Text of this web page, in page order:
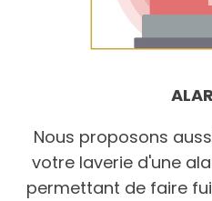
Nous proposons
votre laverie d'une
permettant de faire